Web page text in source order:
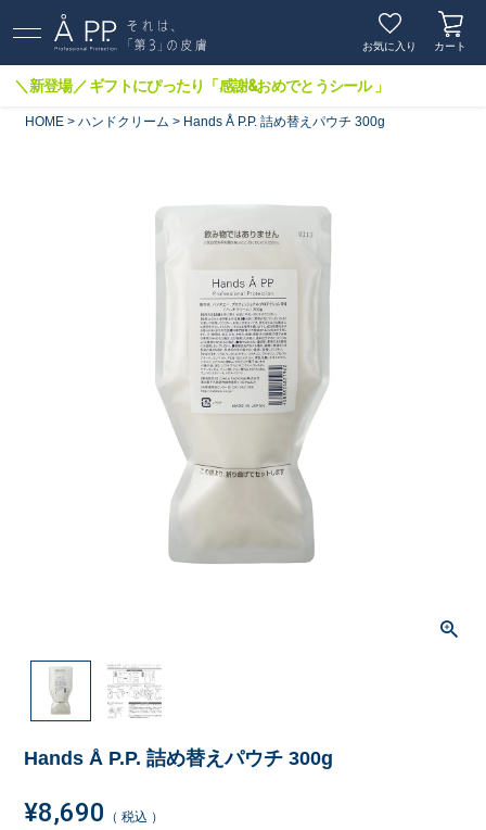
お気に入り カート
＼新登場／ ギフトにぴったり「感謝&おめでとうシール 」
HOME ハンドクリーム Hands Å P.P. 詰め替えパウチ 300g
Hands Å P.P. 詰め替えパウチ 300g
¥8,690 税込